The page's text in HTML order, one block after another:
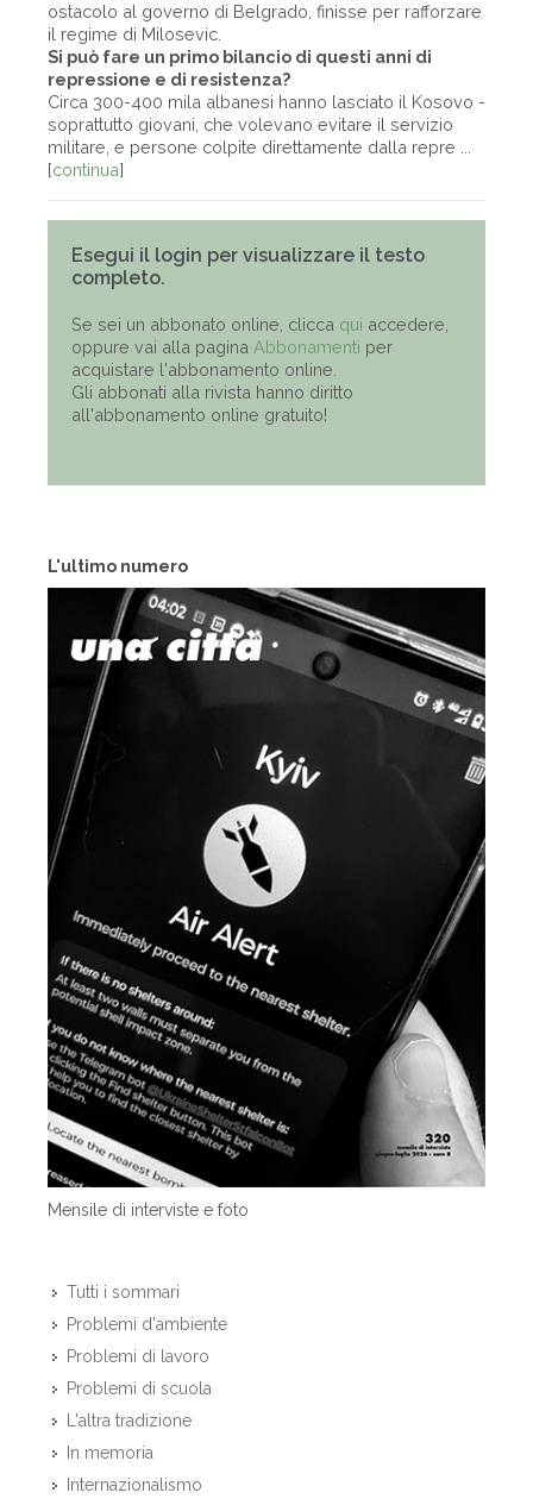
L'ultimo numero
Mensile di interviste e foto
Tutti i sommari
Problemi d'ambiente
Problemi di lavoro
Problemi di scuola
L'altra tradizione
In memoria
Internazionalismo
ostacolo al governo di Belgrado, finisse per rafforzare
il regime di Milosevic.
Si può fare un primo bilancio di questi anni di
repressione e di resistenza?
Circa 300-400 mila albanesi hanno lasciato il Kosovo -
soprattutto giovani, che volevano evitare il servizio
militare, e persone colpite direttamente dalla repre ...
[continua]
Esegui il login per visualizzare il testo
completo.
Se sei un abbonato online, clicca qui accedere,
oppure vai alla pagina Abbonamenti per
acquistare l'abbonamento online.
Gli abbonati alla rivista hanno diritto
all'abbonamento online gratuito!